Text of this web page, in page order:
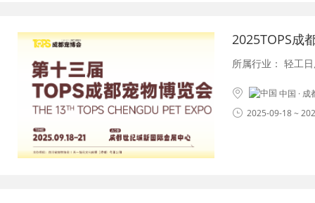
2025TOPS成
所属行业： 轻工
中国 ·
2025-09-18 ~